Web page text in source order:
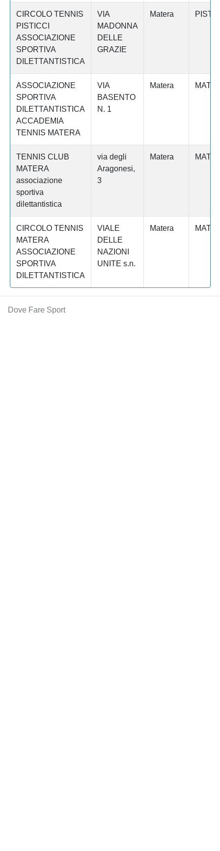
CIRCOLO TENNIS
PISTICCI
ASSOCIAZIONE
SPORTIVA
DILETTANTISTICA
VIA
MADONNA
DELLE
GRAZIE
Matera
ASSOCIAZIONE
SPORTIVA
DILETTANTISTICA
ACCADEMIA
TENNIS MATERA
VIA
BASENTO
N. 1
Matera
TENNIS CLUB
MATERA
associazione
sportiva
dilettantistica
via degli
Aragonesi,
3
Matera
CIRCOLO TENNIS
MATERA
ASSOCIAZIONE
SPORTIVA
DILETTANTISTICA
VIALE
DELLE
NAZIONI
UNITE s.n.
Matera
Dove Fare Sport